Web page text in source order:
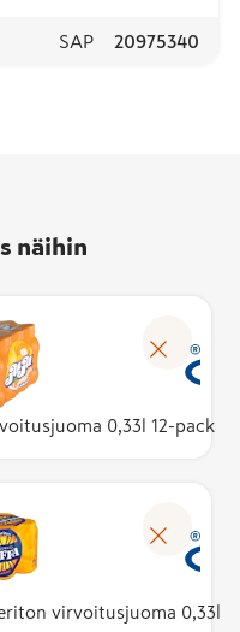
SAP 20975340
näihin
0,33l 12-pack
virvoitusjuoma 0,33l